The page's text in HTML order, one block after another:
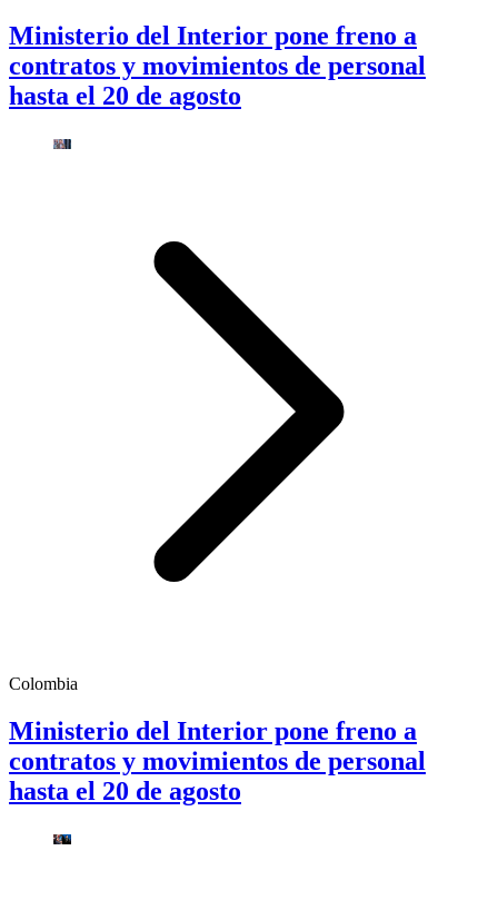
Ministerio del Interior pone freno a
contratos y movimientos de personal
hasta el 20 de agosto
Colombia
Ministerio del Interior pone freno a
contratos y movimientos de personal
hasta el 20 de agosto